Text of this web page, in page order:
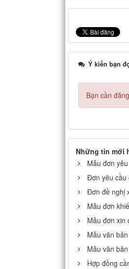
Ý kiến bạn
Bạn cần
Những tin mới
Mẫu đơn
Đơn yêu cầu
Đơn đề nghị
Mẫu đơn
Mẫu đơn xin
Mẫu văn
Mẫu văn
Hợp đồng